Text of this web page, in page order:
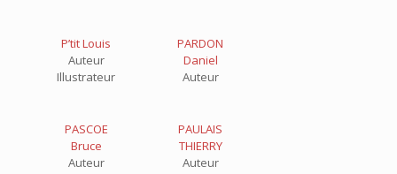
P’tit Louis
Auteur
Illustrateur
PARDON
Daniel
Auteur
PASCOE
Bruce
Auteur
PAULAIS
THIERRY
Auteur